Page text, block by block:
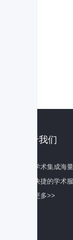
关于我们
百度学术集成海
全面快捷的学术
了解更多>>